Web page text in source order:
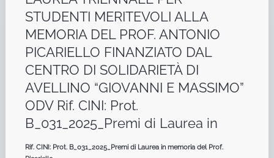
STUDENTI MERITEVOLI ALLA
MEMORIA DEL PROF. ANTONIO
PICARIELLO FINANZIATO DAL
CENTRO DI SOLIDARIETÀ DI
AVELLINO “GIOVANNI E MASSIMO”
ODV Rif. CINI: Prot.
B_031_2025_Premi di Laurea in
Rif. CINI: Prot. B_031_2025_Premi di Laurea in memoria del Prof.